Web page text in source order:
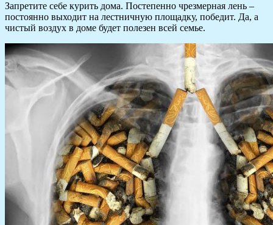
Запретите себе курить дома. Постепенно чрезмерная лень –
постоянно выходит на лестничную площадку, победит. Да, а
чистый воздух в доме будет полезен всей семье.